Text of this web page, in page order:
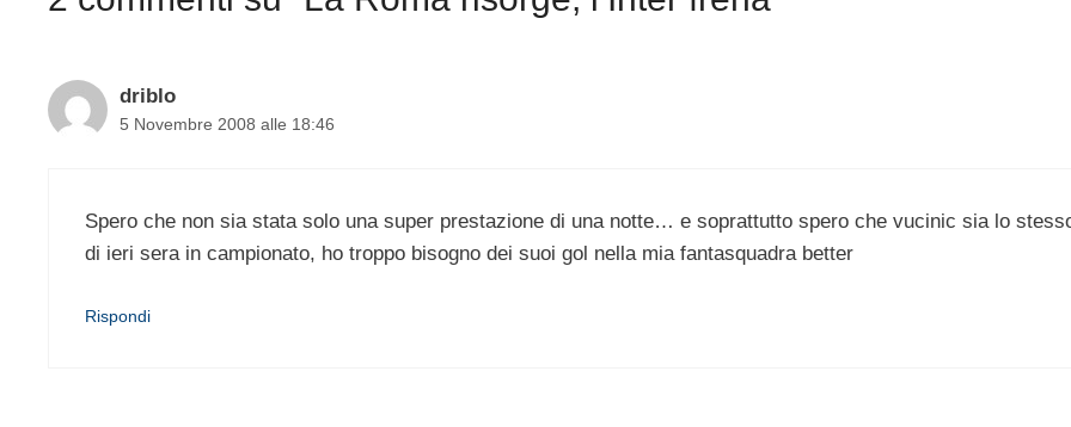
driblo
5 Novembre 2008 alle 18:46
Spero che non sia stata solo una super prestazione di una notte… e soprattutto spero che vucinic sia lo
di ieri sera in campionato, ho troppo bisogno dei suoi gol nella mia fantasquadra better
Rispondi